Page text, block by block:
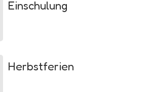
Einschulung
Herbstferien